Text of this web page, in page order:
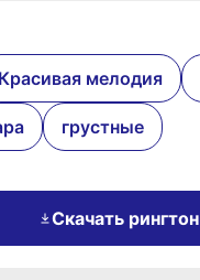
Красивая мелодия
грустные
Скачать рингтон